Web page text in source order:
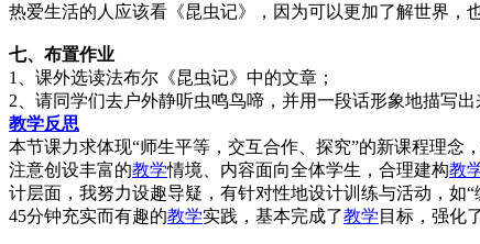
热爱生活的人应该看《昆虫记》，因为可以更加了解世界，
七、布置作业
1、课外选读法布尔《昆虫记》中的文章；
2、请同学们去户外静听虫鸣鸟啼，并用一段话形象地描写
教学反思
本节课力求体现“师生平等，交互合作、探究”的新课程理念
注意创设丰富的教学情境、内容面向全体学生，合理建构教
计层面，我努力设趣导疑，有针对性地设计训练与活动，如
45分钟充实而有趣的教学实践，基本完成了教学 目标，强化